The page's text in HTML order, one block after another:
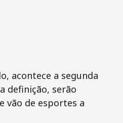
acontece a segunda
definição, serão
vão de esportes a